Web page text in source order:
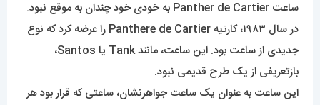
ساعت Panther de Cartier به خودی خود چندان به موقع نبود.
در سال ۱۹۸۳، کارتیه Panthere de Cartier را عرضه کرد که نوع
جدیدی از ساعت بود. این ساعت، مانند Tank یا Santos،
بازتعریفی از یک طرح قدیمی نبود.
این ساعت به عنوان یک ساعت جواهرنشان، ساعتی که قرار بود هر